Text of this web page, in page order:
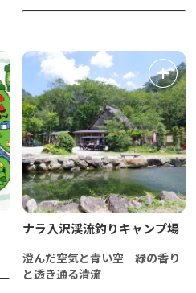
ナラ入沢渓流釣りキャンプ場
澄んだ空気と青い空 緑の香り
と透き通る清流